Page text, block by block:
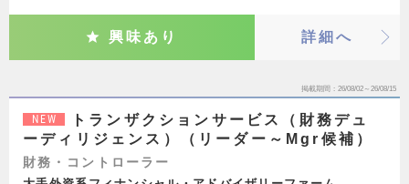
興味あり 詳細へ
掲載期間 26/08/02～26/08/15
NEW
トランザクションサービス（財務デュ
ーディリジェンス）（リーダー～Mgr候補）
財務・コントローラー